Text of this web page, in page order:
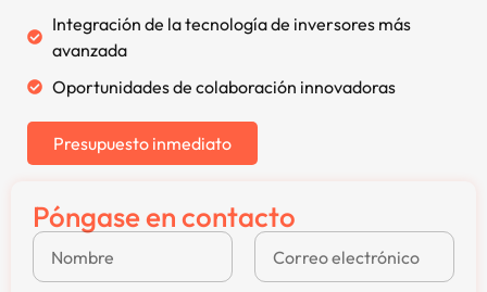
Integración de la tecnología de inversores más
avanzada
Oportunidades de colaboración innovadoras
Presupuesto inmediato
Póngase en contacto